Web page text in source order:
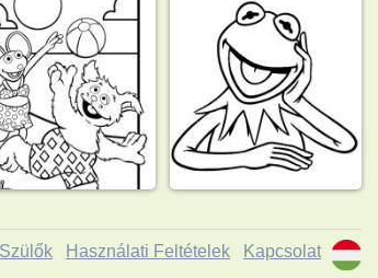
Szülők Használati Feltételek Kapcsolat